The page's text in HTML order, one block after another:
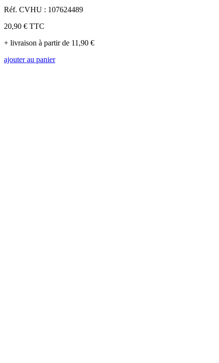
Réf. CVHU : 107624489
20,90 € TTC
+ livraison à partir de 11,90 €
ajouter au panier